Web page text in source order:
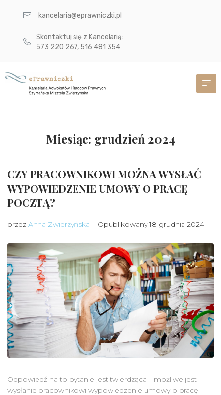
kancelaria@eprawniczki.pl
Skontaktuj się z Kancelarią:
573 220 267, 516 481 354
Miesiąc: grudzień 2024
CZY PRACOWNIKOWI MOŻNA WYSŁAĆ
WYPOWIEDZENIE UMOWY O PRACĘ
POCZTĄ?
przez Anna Zwierzyńska Opublikowany18 grudnia 2024
Odpowiedź na to pytanie jest twierdząca – możliwe jest
wysłanie pracownikowi wypowiedzenie umowy o pracę